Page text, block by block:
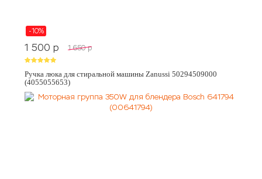
-10%
1 500 p 1 650 p
Ручка люка для стиральной машины Zanussi 50294509000
(4055055653)